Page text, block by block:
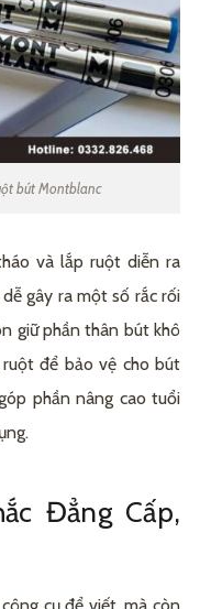
bút Montblanc
và lắp ruột diễn ra
gây ra một số rắc rối
giữ phần thân bút khô
để bảo vệ cho bút
phần nâng cao tuổi
Đẳng Cấp,